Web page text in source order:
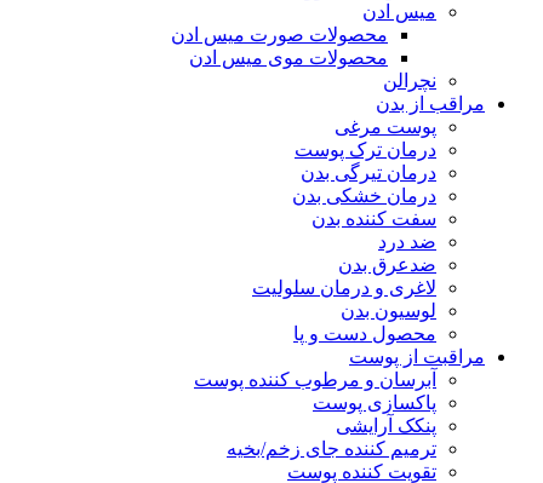
میس ادن
محصولات صورت میس ادن
محصولات موی میس ادن
نچرالن
مراقب از بدن
پوست مرغی
درمان ترک پوست
درمان تیرگی بدن
درمان خشکی بدن
سفت کننده بدن
ضد درد
ضدعرق بدن
لاغری و درمان سلولیت
لوسیون بدن
محصول دست و پا
مراقبت از پوست
آبرسان و مرطوب کننده پوست
پاکسازی پوست
پنکک آرایشی
ترمیم کننده جای زخم/بخیه
تقویت کننده پوست